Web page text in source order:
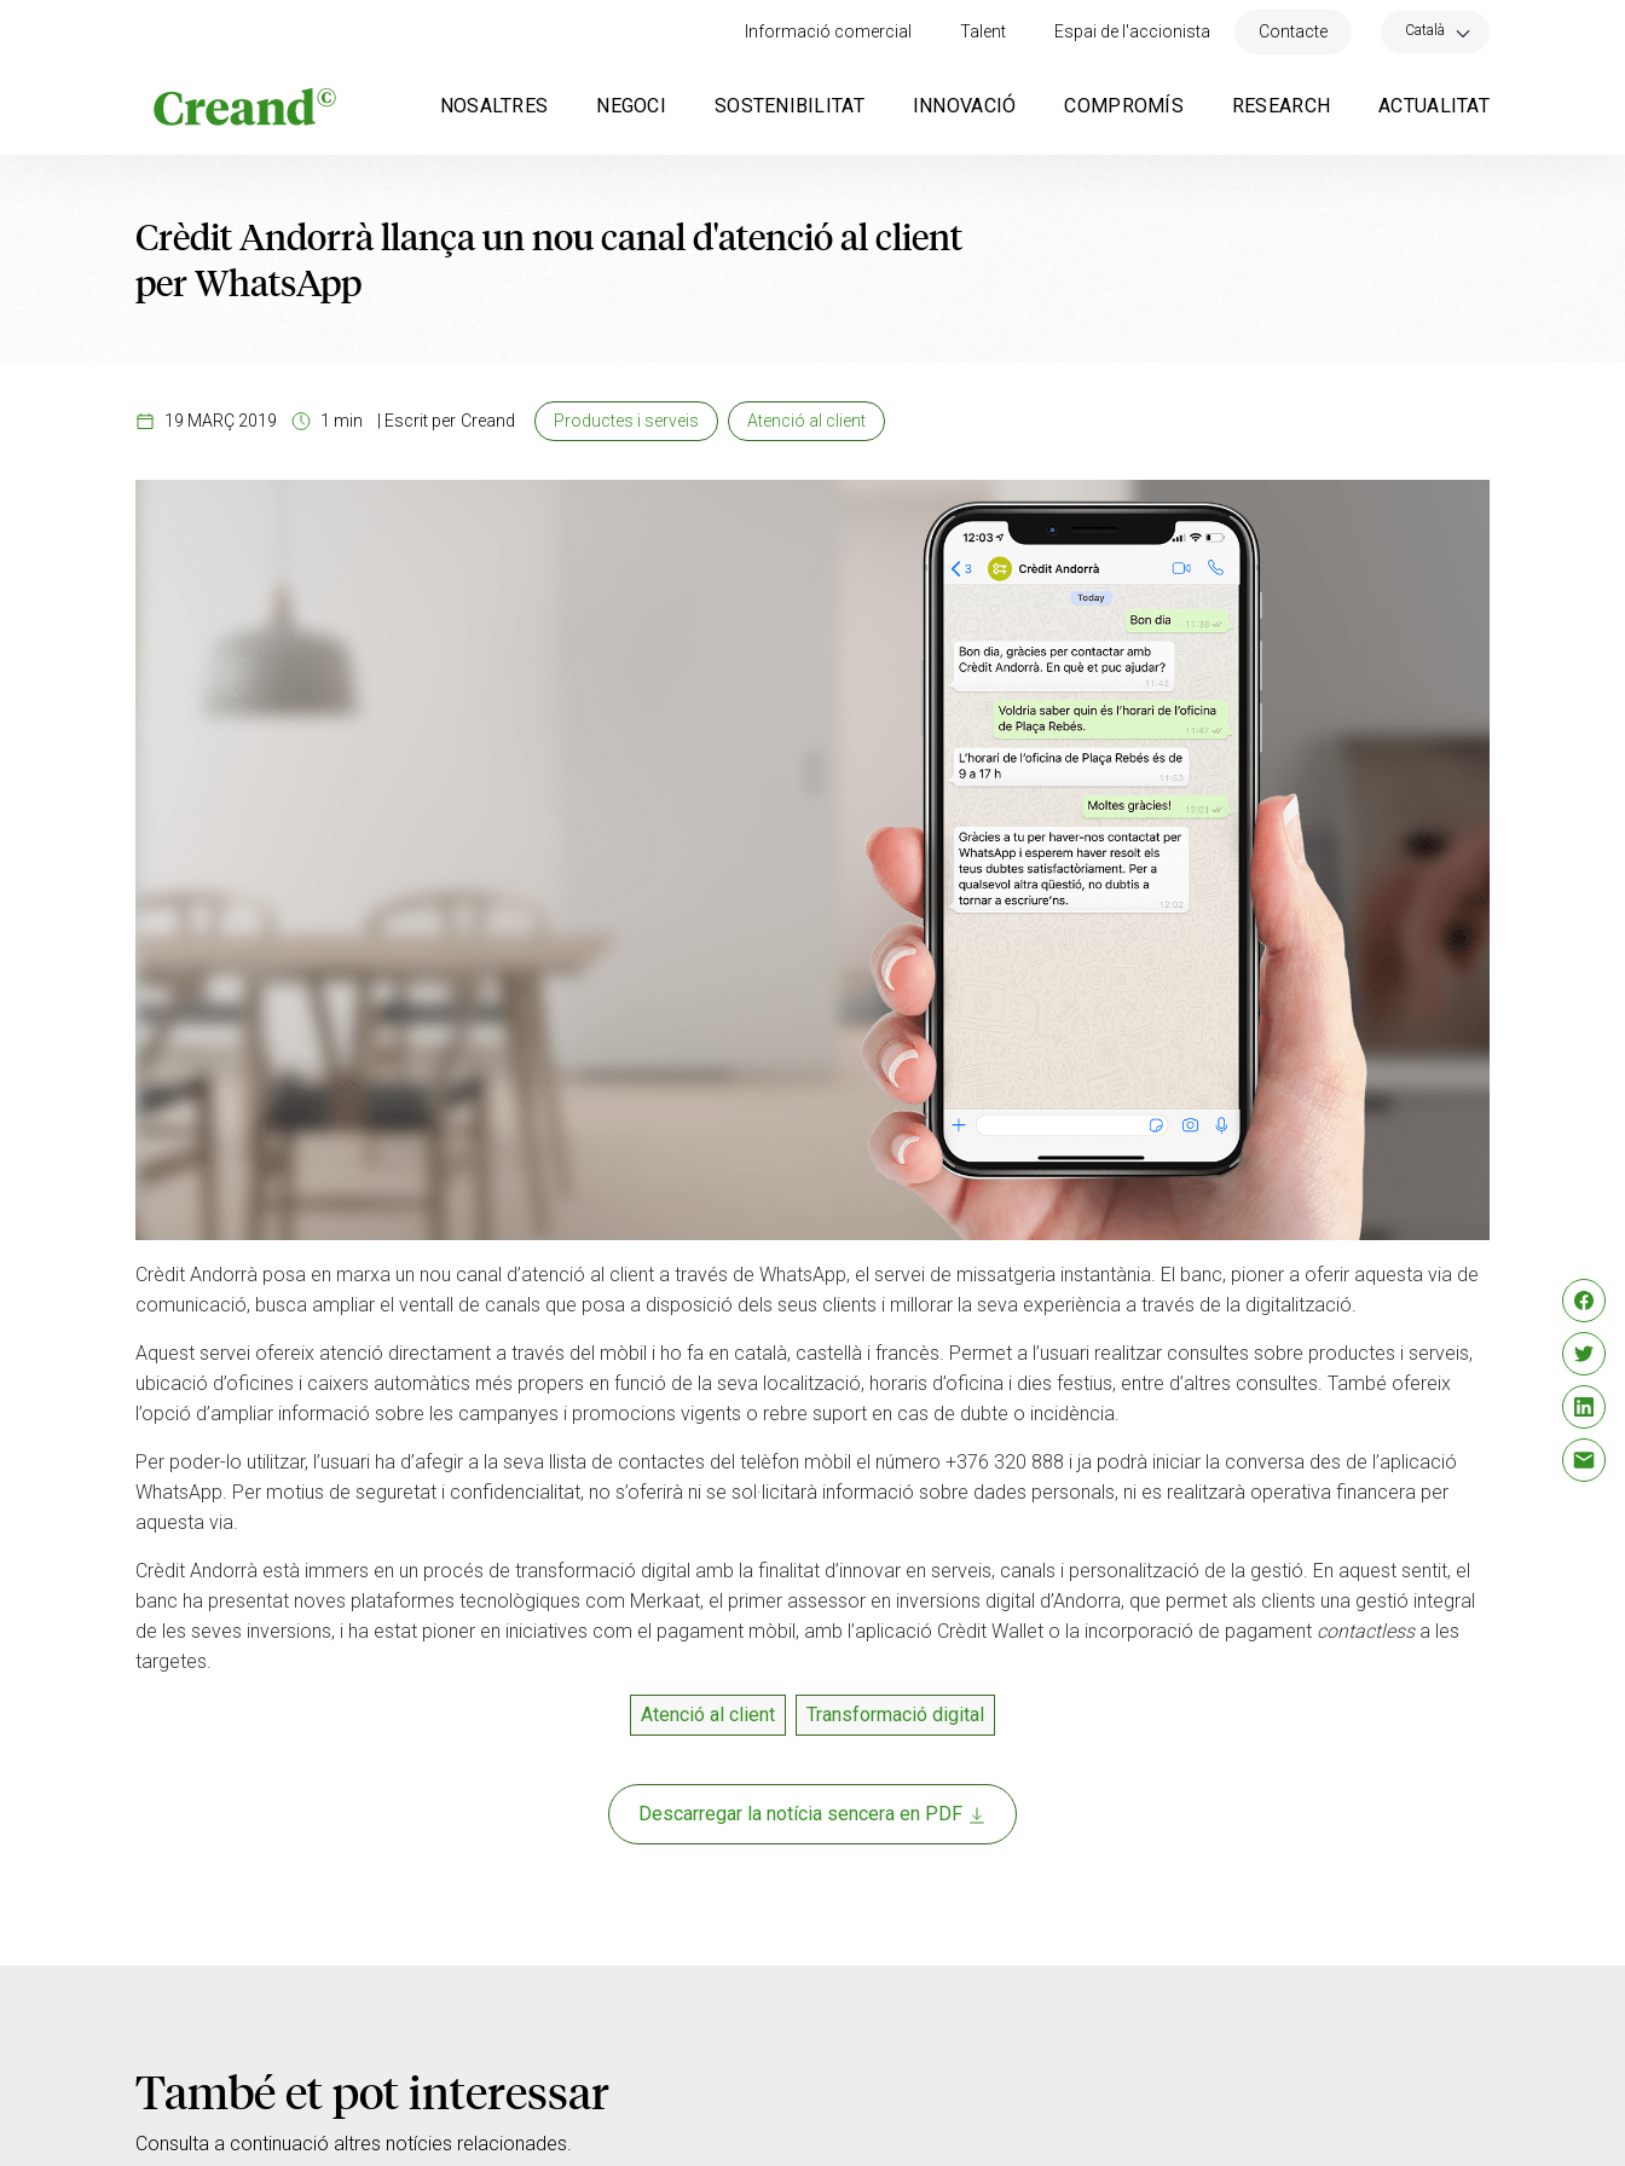
Informació comercial Talent Espai de l'accionista Contacte Català
NOSALTRES NEGOCI SOSTENIBILITAT INNOVACIÓ COMPROMÍS RESEARCH ACTUALITAT
Crèdit Andorrà llança un nou canal d'atenció al client
per WhatsApp
19 MARÇ 2019 1 min Escrit per Creand Productes i serveis Atenció al client
Crèdit Andorrà posa en marxa un nou canal d’atenció al client a través de WhatsApp, el servei de missatgeria instantània. El banc, pioner a oferir aquesta via de
comunicació, busca ampliar el ventall de canals que posa a disposició dels seus clients i millorar la seva experiència a través de la digitalització.
Aquest servei ofereix atenció directament a través del mòbil i ho fa en català, castellà i francès. Permet a l’usuari realitzar consultes sobre productes i serveis,
ubicació d’oficines i caixers automàtics més propers en funció de la seva localització, horaris d’oficina i dies festius, entre d’altres consultes. També ofereix
l’opció d’ampliar informació sobre les campanyes i promocions vigents o rebre suport en cas de dubte o incidència.
Per poder-lo utilitzar, l’usuari ha d’afegir a la seva llista de contactes del telèfon mòbil el número +376 320 888 i ja podrà iniciar la conversa des de l’aplicació
WhatsApp. Per motius de seguretat i confidencialitat, no s’oferirà ni se sol·licitarà informació sobre dades personals, ni es realitzarà operativa financera per
aquesta via.
Crèdit Andorrà està immers en un procés de transformació digital amb la finalitat d’innovar en serveis, canals i personalització de la gestió. En aquest sentit, el
banc ha presentat noves plataformes tecnològiques com Merkaat, el primer assessor en inversions digital d’Andorra, que permet als clients una gestió integral
de les seves inversions, i ha estat pioner en iniciatives com el pagament mòbil, amb l’aplicació Crèdit Wallet o la incorporació de pagament contactlessa les
targetes.
Atenció al client Transformació digital
Descarregar la notícia sencera en PDF
També et pot interessar
Consulta a continuació altres notícies relacionades.